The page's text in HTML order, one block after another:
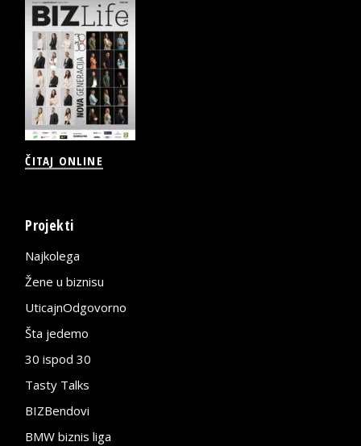
ČITAJ ONLINE
Projekti
Najkolega
Žene u biznisu
UticajnOdgovorno
Šta jedemo
30 ispod 30
Tasty Talks
BIZBendovi
BMW biznis liga